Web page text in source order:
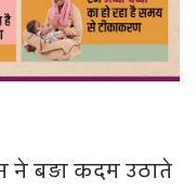
ने बड़ा कदम उठाते